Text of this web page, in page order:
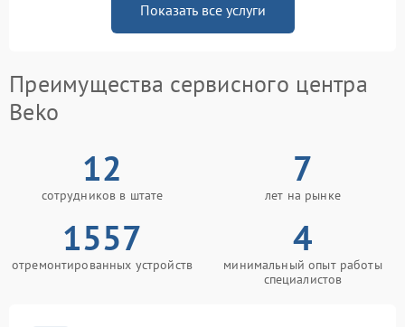
Показать все услуги
Преимущества сервисного центра
Beko
12
сотрудников в штате
7
лет на рынке
1557
отремонтированных устройств
4
минимальный опыт работы
специалистов